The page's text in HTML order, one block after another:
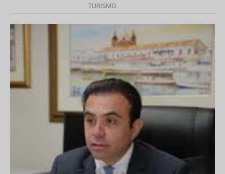
TURISMO